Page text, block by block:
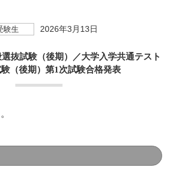
験生 2026年3月13日
抜試験（後期）／大学入学共通テスト
（後期）第1次試験合格発表